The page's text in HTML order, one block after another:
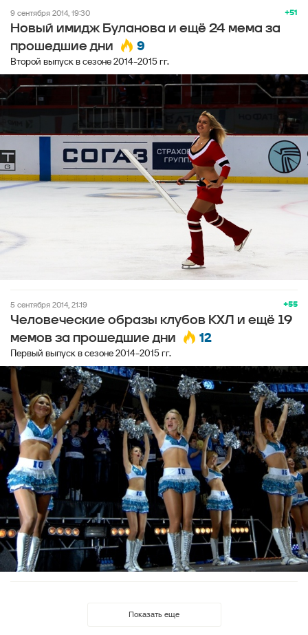
+51
9 сентября 2014, 19:30
Новый имидж Буланова и ещё 24 мема за
прошедшие дни
9
Второй выпуск в сезоне 2014-2015 гг.
+55
5 сентября 2014, 21:19
Человеческие образы клубов КХЛ и ещё 19
мемов за прошедшие дни
12
Первый выпуск в сезоне 2014-2015 гг.
Показать еще